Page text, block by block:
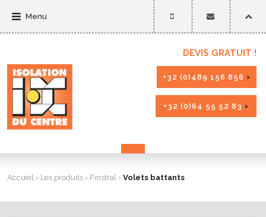
Menu
DEVIS GRATUIT !
+32 (0)489 156 856
+32 (0)64 55 52 83
Accueil › Les produits › Finstral › Volets battants